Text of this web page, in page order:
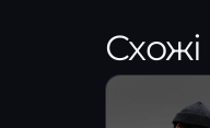
Схожі